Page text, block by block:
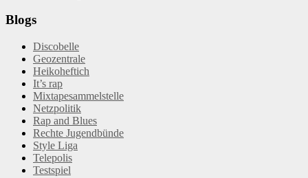
Blogs
Discobelle
Geozentrale
Heikoheftich
It’s rap
Mixtapesammelstelle
Netzpolitik
Rap and Blues
Rechte Jugendbünde
Style Liga
Telepolis
Testspiel